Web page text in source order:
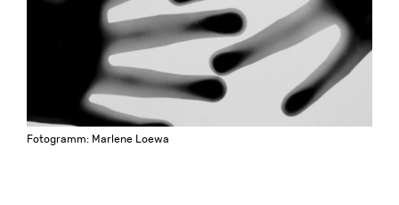
Fotogramm: Marlene Loewa